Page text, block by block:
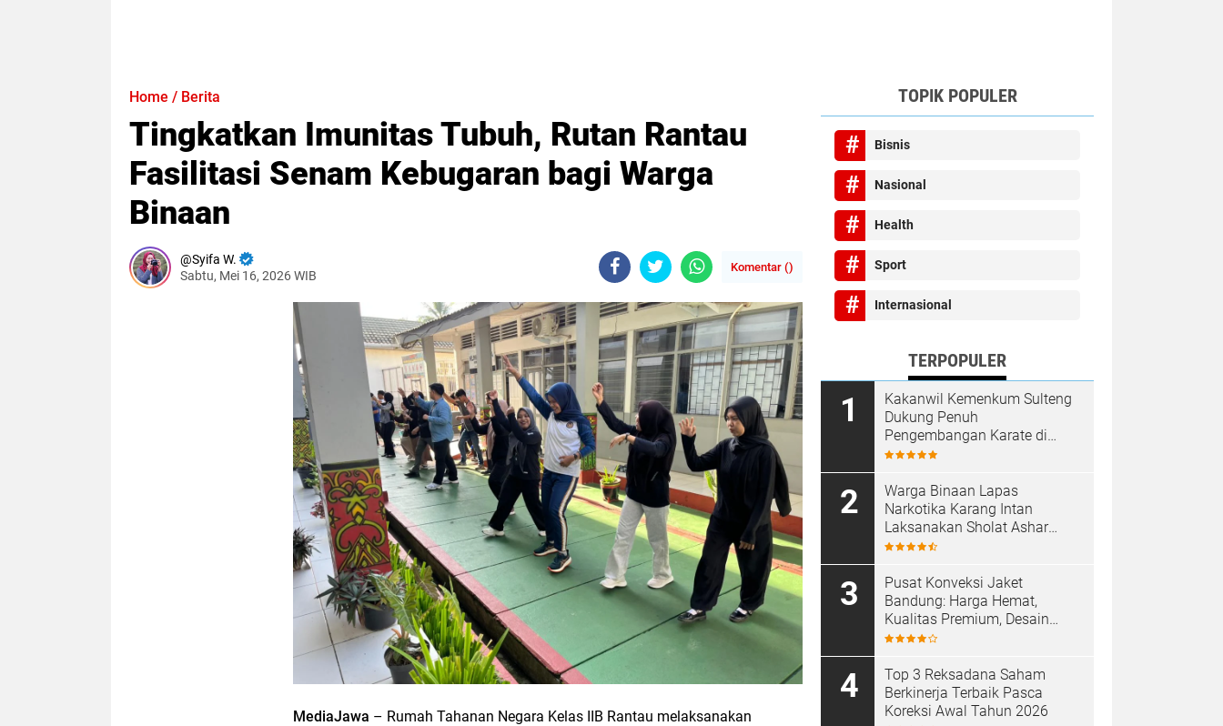
Home / Berita
Tingkatkan Imunitas Tubuh, Rutan Rantau
Fasilitasi Senam Kebugaran bagi Warga
Binaan
Syifa W.
Sabtu, Mei 16, 2026 WIB
Komentar ()
MediaJawa – Rumah Tahanan Negara Kelas IIB Rantau melaksanakan
TOPIK POPULER
Bisnis
Nasional
Health
Sport
Internasional
TERPOPULER
Kakanwil Kemenkum Sulteng
Dukung Penuh
Pengembangan Karate di
Bumi Seribu Megalith
Warga Binaan Lapas
Narkotika Karang Intan
Laksanakan Sholat Ashar
Berjamaah di Masjid At-
Pusat Konveksi Jaket
Bandung: Harga Hemat,
Kualitas Premium, Desain
Custom
Top 3 Reksadana Saham
Berkinerja Terbaik Pasca
Koreksi Awal Tahun 2026